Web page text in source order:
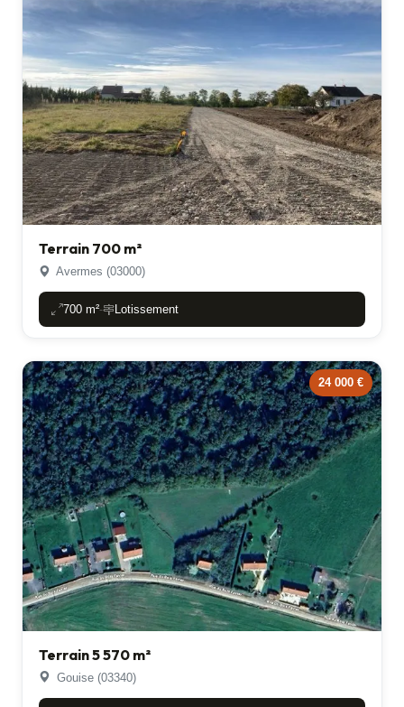
Terrain 700 m²
Avermes (03000)
700 m²- Lotissement
24 000 €
Terrain 5 570 m²
Gouise (03340)